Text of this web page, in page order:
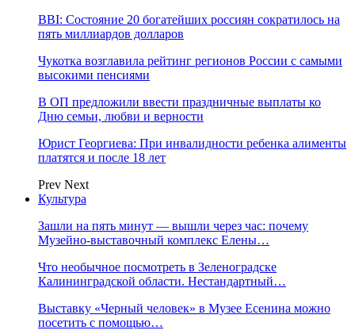
BBI: Состояние 20 богатейших россиян сократилось на
пять миллиардов долларов
Чукотка возглавила рейтинг регионов России с самыми
высокими пенсиями
В ОП предложили ввести праздничные выплаты ко
Дню семьи, любви и верности
Юрист Георгиева: При инвалидности ребенка алименты
платятся и после 18 лет
Prev Next
Культура
Зашли на пять минут — вышли через час: почему
Музейно-выставочный комплекс Елены…
Что необычное посмотреть в Зеленоградске
Калининградской области. Нестандартный…
Выставку «Черный человек» в Музее Есенина можно
посетить с помощью…